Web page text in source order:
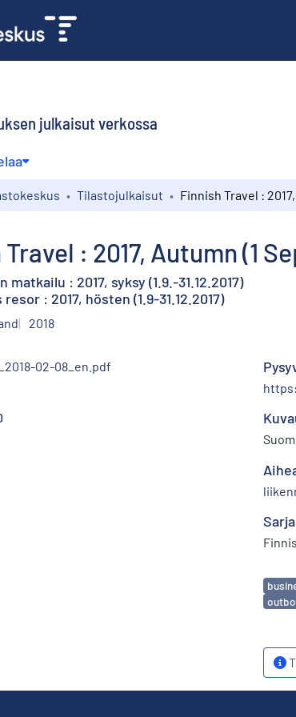
julkaisut verkossa
Tilastojulkaisut
: 2017, Autumn (1
matkailu : 2017, syksy (1.9.-31.12.2017)
: 2017, hösten (1.9-31.12.2017)
2018
02-08_en.pdf
Sarja